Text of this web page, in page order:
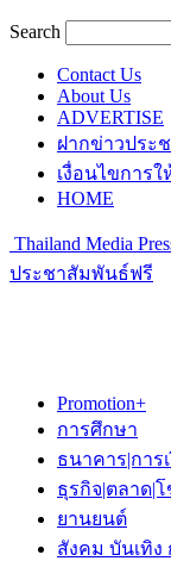
Search
Contact Us
About Us
ADVERTISE
ฝากข่าวประ
เงื่อนไขการใ
HOME
Thailand Media
ประชาสัมพันธ์ฟรี
Promotion+
การศึกษา
ธนาคาร|การ
ธุรกิจ|ตลาด|
ยานยนต์
สังคม บันเทิง